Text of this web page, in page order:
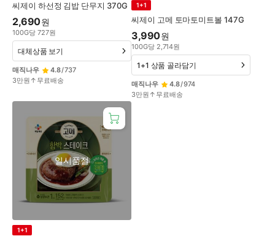
씨제이 하선정 김밥 단무지 370G
2,690원
100G당 727원
매직나우 4.8/737
3만원↑무료배송
대체상품 보기
씨제이 고메 토마토미트볼 147G
1+1
3,990원
100G당 2,714원
매직나우 4.8/974
3만원↑무료배송
1+1 상품 골라담기
일시품절
1+1